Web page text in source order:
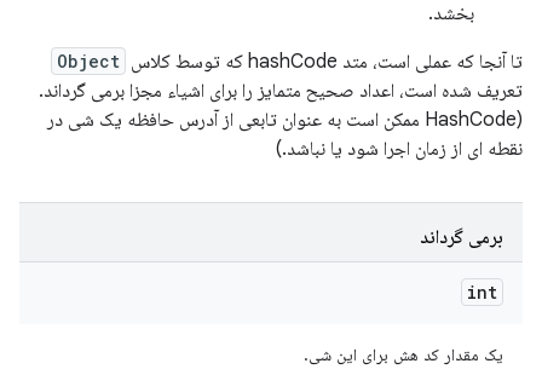
بخشد.
تا آنجا که عملی است، متد hashCode که توسط کلاس
Object
تعریف شده است، اعداد صحیح متمایز را برای اشیاء مجزا برمی گرداند.
(HashCode ممکن است به عنوان تابعی از آدرس حافظه یک شی در
نقطه ای از زمان اجرا شود یا نباشد.)
برمی گرداند
int
یک مقدار کد هش برای این شی.